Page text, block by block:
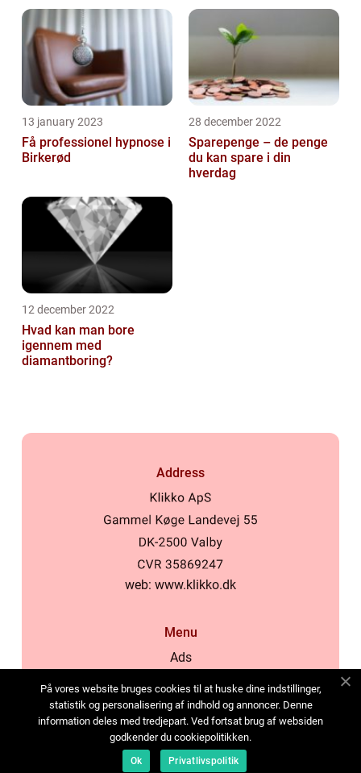
13 january 2023
Få professionel hypnose i
Birkerød
28 december 2022
Sparepenge – de penge
du kan spare i din
hverdag
12 december 2022
Hvad kan man bore
igennem med
diamantboring?
Address
web: www.klikko.dk
Menu
Ads
Cookies
Contact
Sitemap
På vores website bruges cookies til at huske dine indstillinger,
statistik og personalisering af indhold og annoncer. Denne
information deles med tredjepart. Ved fortsat brug af websiden
godkender du cookiepolitikken.
Ok Privatlivspolitik